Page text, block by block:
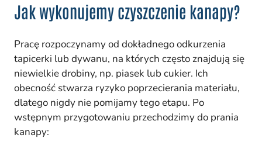
Jak wykonujemy czyszczenie kanapy?
Pracę rozpoczynamy od dokładnego odkurzenia
tapicerki lub dywanu, na których często znajdują się
niewielkie drobiny, np. piasek lub cukier. Ich
obecność stwarza ryzyko poprzecierania materiału,
dlatego nigdy nie pomijamy tego etapu. Po
wstępnym przygotowaniu przechodzimy do prania
kanapy: